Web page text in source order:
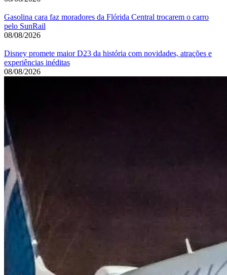
Gasolina cara faz moradores da Flórida Central trocarem o carro
pelo SunRail
08/08/2026
Disney promete maior D23 da história com novidades, atrações e
experiências inéditas
08/08/2026